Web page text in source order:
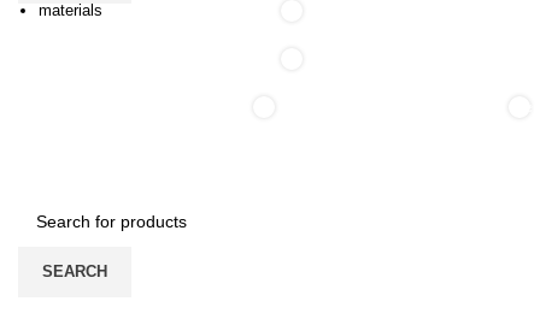
SEARCH
materials